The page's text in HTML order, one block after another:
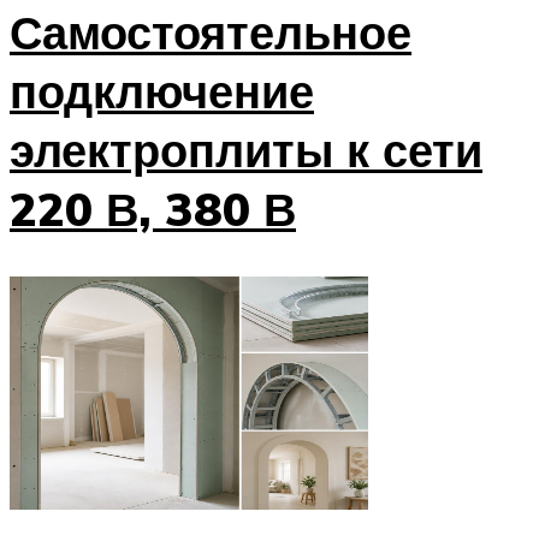
Самостоятельное
подключение
электроплиты к сети
220 В, 380 В